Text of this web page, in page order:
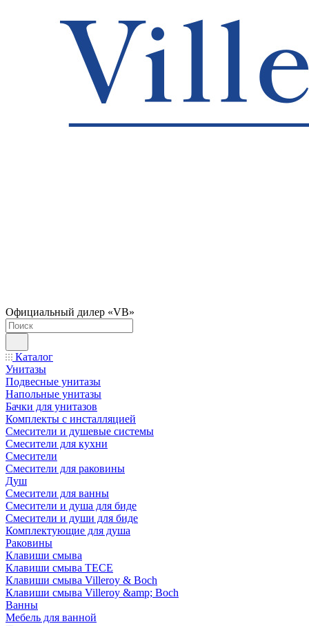
Официальный дилер «VB»
Каталог
Унитазы
Подвесные унитазы
Напольные унитазы
Бачки для унитазов
Комплекты с инсталляцией
Смесители и душевые системы
Смесители для кухни
Смесители
Смесители для раковины
Душ
Смесители для ванны
Смесители и душа для биде
Смесители и души для биде
Комплектующие для душа
Раковины
Клавиши смыва
Клавиши смыва TECE
Клавиши смыва Villeroy & Boch
Клавиши смыва Villeroy &amp; Boch
Ванны
Мебель для ванной